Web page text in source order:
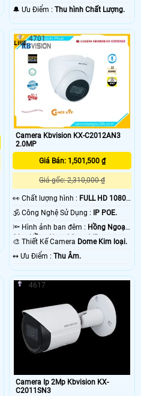
️🔔 Ưu Điểm :Thu hình Chất Lượng.
Camera Kbvision KX-C2012AN3
2.0MP
Giá Bán: 1,501,500 ₫
Giá gốc: 2,310,000 ₫
️👀 Chất lượng hình : FULL HD 1080P
🕉️ Công Nghệ Sử Dụng :
IP POE.
🔦 Hình ảnh ban đêm : Hồng Ngoại
30m Hồng Ngoại Smart IR.
🎨 Thiết Kế Camera Dome Kim loại.
️↭ Ưu Điểm :Thu Âm.
4701
Camera Ip 2Mp Kbvision KX-
C2011SN3
4617